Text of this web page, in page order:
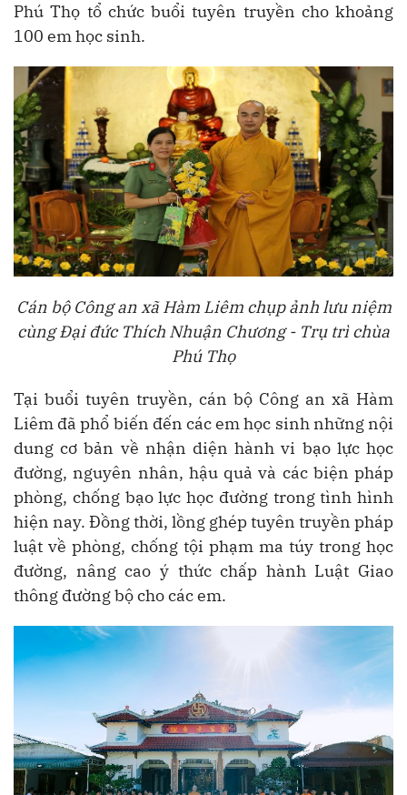
Phú Thọ tổ chức buổi tuyên truyền cho khoảng
100 em học sinh.
Cán bộ Công an xã Hàm Liêm chụp ảnh lưu niệm
cùng Đại đức Thích Nhuận Chương - Trụ trì chùa
Phú Thọ
Tại buổi tuyên truyền, cán bộ Công an xã Hàm
Liêm đã phổ biến đến các em học sinh những nội
dung cơ bản về nhận diện hành vi bạo lực học
đường, nguyên nhân, hậu quả và các biện pháp
phòng, chống bạo lực học đường trong tình hình
hiện nay. Đồng thời, lồng ghép tuyên truyền pháp
luật về phòng, chống tội phạm ma túy trong học
đường, nâng cao ý thức chấp hành Luật Giao
thông đường bộ cho các em.